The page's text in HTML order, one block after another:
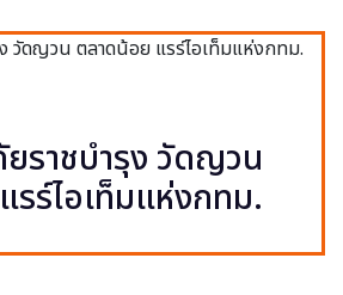
ราชบำรุง วัดญวน
ร์ไอเท็มแห่งกทม.